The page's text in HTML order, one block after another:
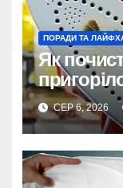
ПОРАДИ ТА
Як
СЕР 6, 2026